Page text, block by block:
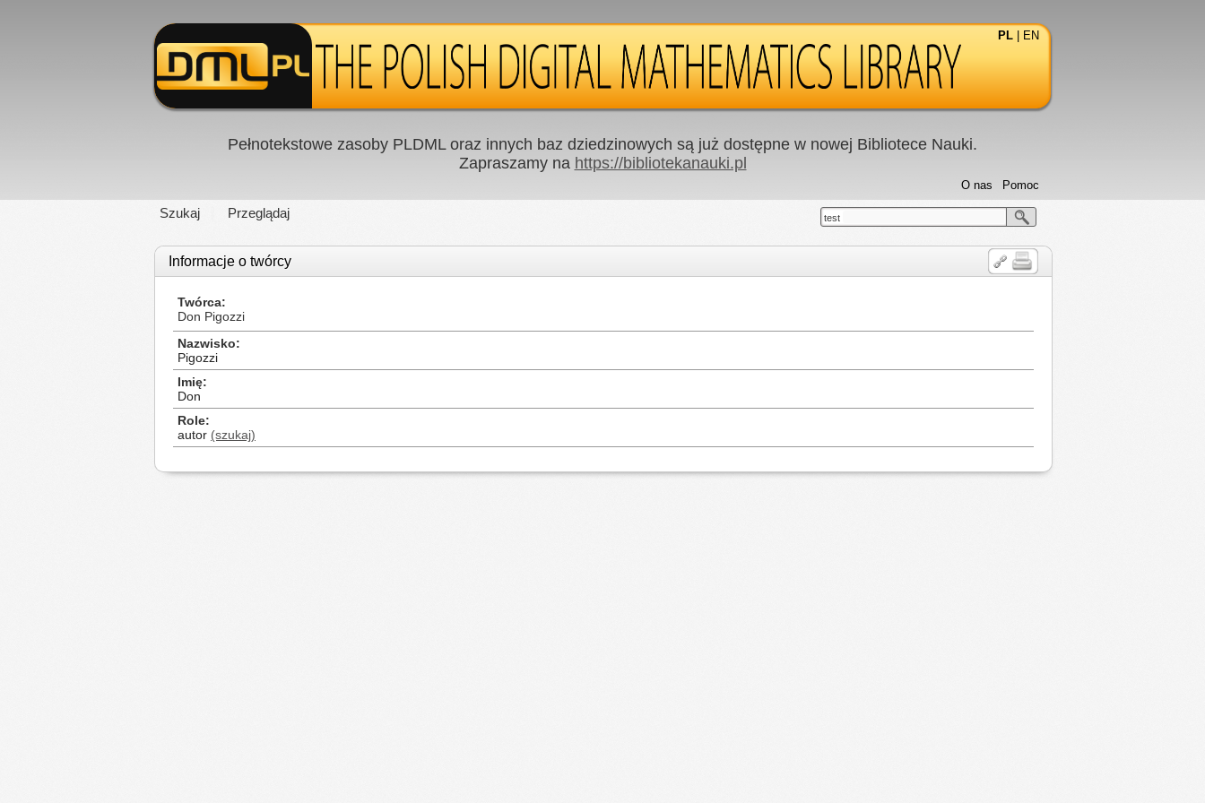
PL EN
Pełnotekstowe zasoby PLDML oraz innych baz dziedzinowych są już dostępne w nowej Bibliotece Nauki.
Zapraszamy na https://bibliotekanauki.pl
Szukaj Przeglądaj
Pomoc
O nas
test
Informacje o twórcy
Twórca
Don Pigozzi
Nazwisko
Pigozzi
Imię
Don
Role
autor (szukaj)